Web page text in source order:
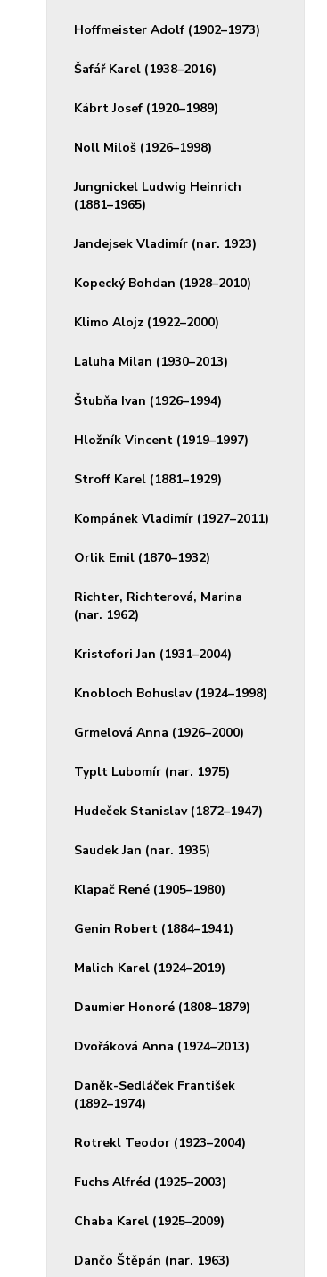
Hoffmeister Adolf (1902–1973)
Šafář Karel (1938–2016)
Kábrt Josef (1920–1989)
Noll Miloš (1926–1998)
Jungnickel Ludwig Heinrich
(1881–1965)
Jandejsek Vladimír (nar. 1923)
Kopecký Bohdan (1928–2010)
Klimo Alojz (1922–2000)
Laluha Milan (1930–2013)
Štubňa Ivan (1926–1994)
Hložník Vincent (1919–1997)
Stroff Karel (1881–1929)
Kompánek Vladimír (1927–2011)
Orlik Emil (1870–1932)
Richter, Richterová, Marina
(nar. 1962)
Kristofori Jan (1931–2004)
Knobloch Bohuslav (1924–1998)
Grmelová Anna (1926–2000)
Typlt Lubomír (nar. 1975)
Hudeček Stanislav (1872–1947)
Saudek Jan (nar. 1935)
Klapač René (1905–1980)
Genin Robert (1884–1941)
Malich Karel (1924–2019)
Daumier Honoré (1808–1879)
Dvořáková Anna (1924–2013)
Daněk-Sedláček František
(1892–1974)
Rotrekl Teodor (1923–2004)
Fuchs Alfréd (1925–2003)
Chaba Karel (1925–2009)
Dančo Štěpán (nar. 1963)